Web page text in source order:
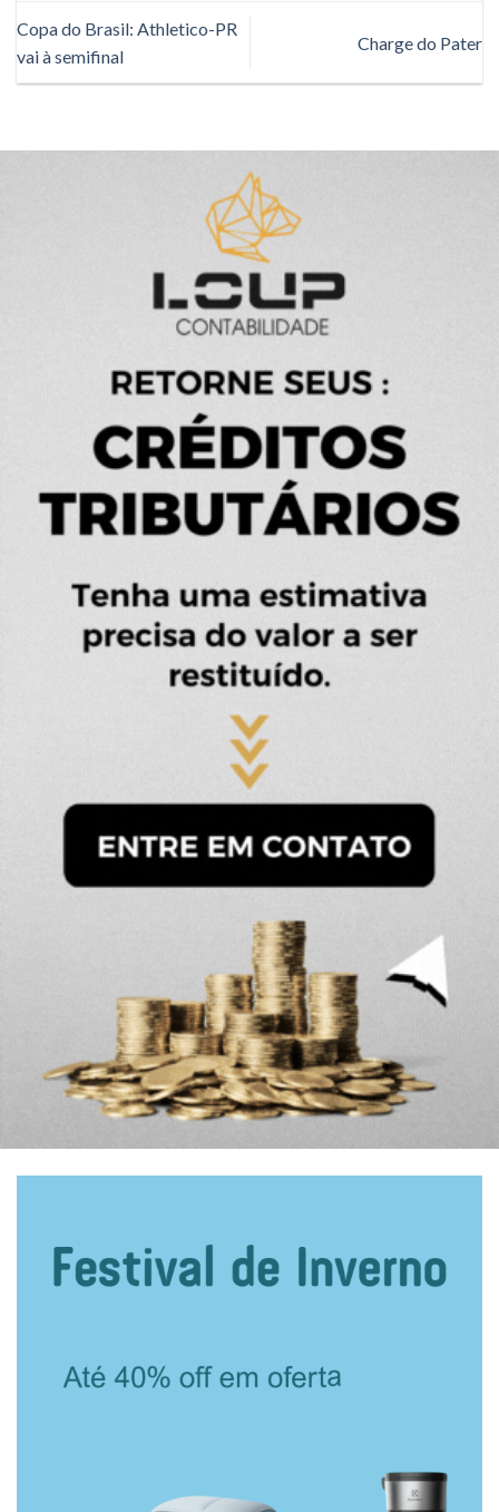
Copa do Brasil: Athletico-PR
vai à semifinal
Charge do Pater